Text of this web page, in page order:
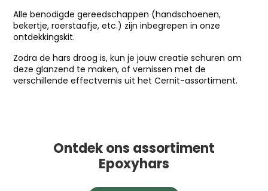
Alle benodigde gereedschappen (handschoenen,
bekertje, roerstaafje, etc.) zijn inbegrepen in onze
ontdekkingskit.
Zodra de hars droog is, kun je jouw creatie schuren om
deze glanzend te maken, of vernissen met de
verschillende effectvernis uit het Cernit-assortiment.
Ontdek ons assortiment
Epoxyhars